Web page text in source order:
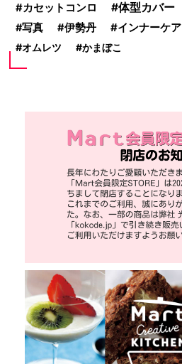
カセットコンロ 体型カバー
写真 伊勢丹 インナーケア
オムレツ かまぼこ